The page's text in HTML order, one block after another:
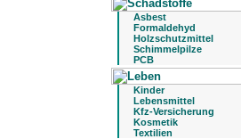
Asbest
Formaldehyd
Holzschutzmittel
Schimmelpilze
PCB
Kinder
Lebensmittel
Kfz-Versicherung
Kosmetik
Textilien